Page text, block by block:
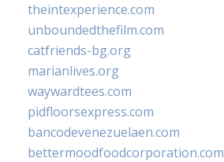
theintexperience.com
unboundedthefilm.com
catfriends-bg.org
marianlives.org
waywardtees.com
pidfloorsexpress.com
bancodevenezuelaen.com
bettermoodfoodcorporation.com